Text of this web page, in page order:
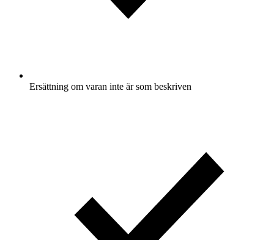
Ersättning om varan inte är som beskriven